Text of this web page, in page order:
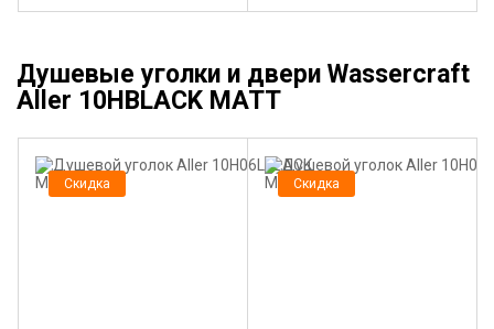
Душевые уголки и двери Wassercraft
Aller 10HBLACK MATT
Скидка Скидка